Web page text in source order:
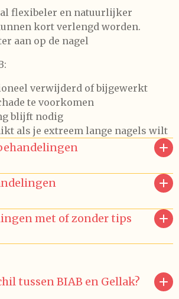
flexibeler en natuurlijker
kort verlengd worden.
aan op de nagel
verwijderd of bijgewerkt
te voorkomen
blijft nodig
als je extreem lange nagels wilt
met of zonder tips
tussen BIAB en Gellak?